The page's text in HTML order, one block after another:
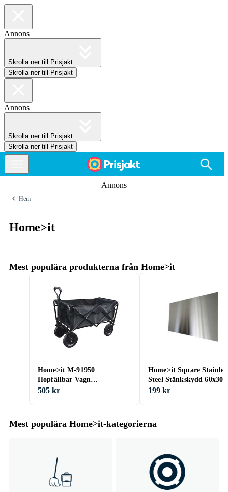
Annons
Skrolla ner till Prisjakt
Skrolla ner till Prisjakt
Annons
Skrolla ner till Prisjakt
Skrolla ner till Prisjakt
Annons
Hem
Home>it
Mest populära produkterna från Home>it
Home>it M-91950
Hopfällbar Vagn
Teleskophandtag
505 kr
Home>it Square
Steel Stänkskydd
199 kr
Mest populära Home>it-kategorierna